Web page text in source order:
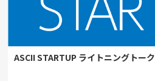
ASCII STARTUP ライトニングトーク